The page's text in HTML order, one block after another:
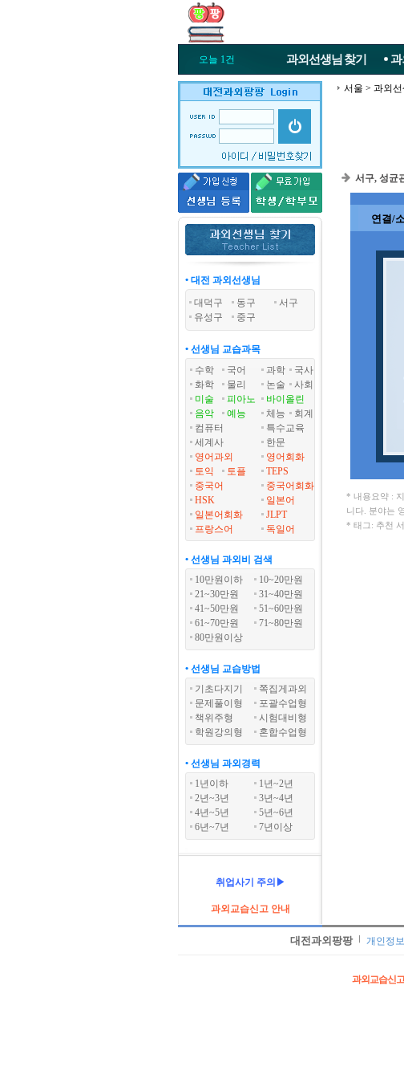
오늘 1건 과외선생님 찾기 과
• 대전 과외선생님
대덕구
동구
서구
유성구
중구
• 선생님 교습과목
수학
국어 과학
국사
화학
물리 논술
사회
미술
피아노
바이올린
음악
예능 체능
회계
컴퓨터
특수교육
세계사
한문
영어과외
영어회화
토익
토플
TEPS
중국어
중국어회화
HSK
일본어
일본어회화
JLPT
프랑스어
독일어
• 선생님 과외비 검색
10만원이하
10~20만원
21~30만원
31~40만원
41~50만원
51~60만원
61~70만원
71~80만원
80만원이상
• 선생님 교습방법
기초다지기
쪽집게과외
문제풀이형
포괄수업형
책위주형
시험대비형
학원강의형
혼합수업형
• 선생님 과외경력
1년이하
1년~2년
2년~3년
3년~4년
4년~5년
5년~6년
6년~7년
7년이상
취업사기 주의▶
과외교습신고 안내
서울 > 과외선
서구, 성균
연결/
* 내용요약 :
니다. 분야는
* 태그: 추천
대전과외팡팡 개인정
과외교습신